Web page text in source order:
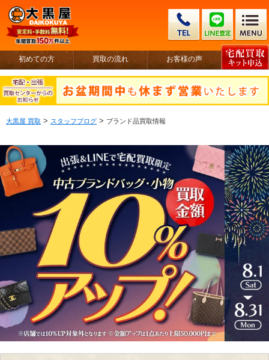
初めての方 買取の流れ お客様の声
大黒屋 買取 > スタッフブログ > ブランド品買取情報